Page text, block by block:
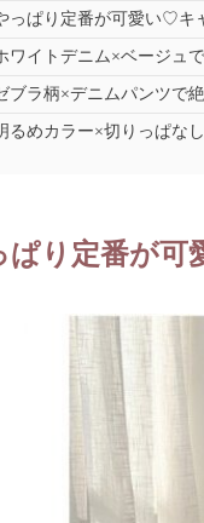
っぱり定番が可愛い♡キ
ワイトデニム×ベージュ
ブラ柄×デニムパンツで
るめカラー×切りっぱな
ぱり定番が